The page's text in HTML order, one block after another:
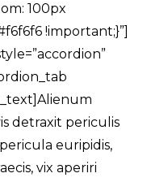
100px
!important;}”]
detraxit periculis
euripidis,
vix aperiri